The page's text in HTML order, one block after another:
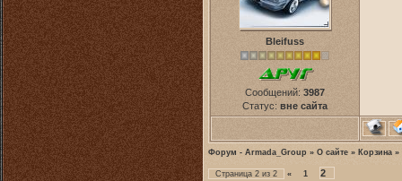
Bleifuss
Сообщений: 3987
Статус: вне сайта
Форум - Armada_Group » О сайте » Корзина »
Страница 2 из 2 « 1 2